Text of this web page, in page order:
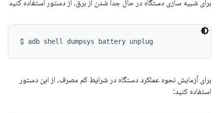
برای شبیه سازی دستگاه در حال جدا شدن از برق، از دستور استفاده کنید
$ adb shell dumpsys battery unplug
برای آزمایش نحوه عملکرد دستگاه در شرایط کم مصرف، از این دستور
استفاده کنید: